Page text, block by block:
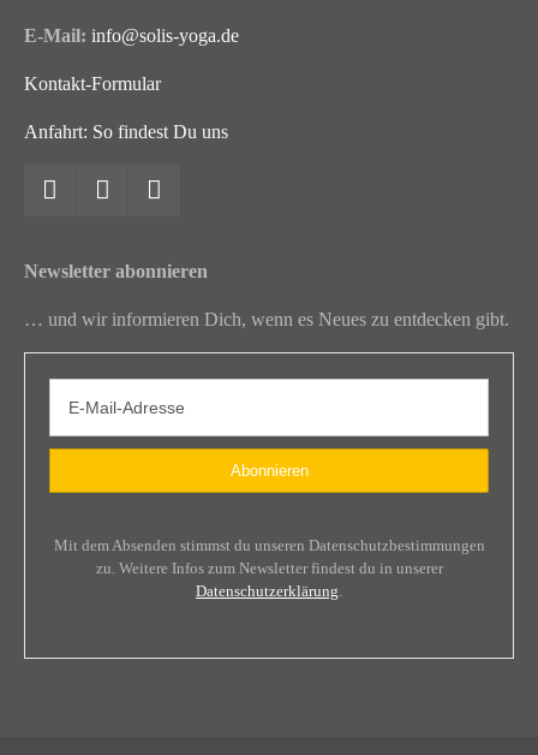
E-Mail: info@solis-yoga.de
Kontakt-Formular
Anfahrt: So findest Du uns
Newsletter abonnieren
… und wir informieren Dich, wenn es Neues zu entdecken gibt.
Mit dem Absenden stimmst du unseren Datenschutzbestimmungen
zu. Weitere Infos zum Newsletter findest du in unserer
Datenschutzerklärung